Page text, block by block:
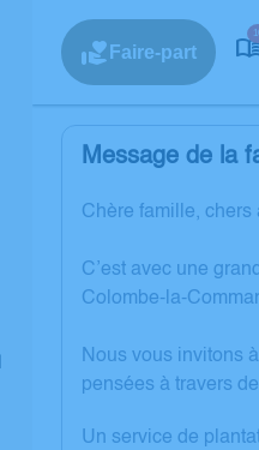
Faire-part
Message de la
Chère famille, chers
C’est avec une
Colombe-la-
Nous vous invitons
pensées à travers
Un service de